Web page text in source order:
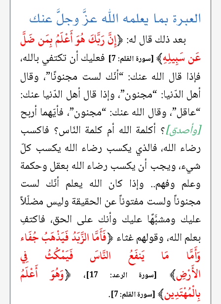
العبرة بما يعلمه الله عزَّ وجلَّ عنك
بعد ذلك قال له: ﴿إِنَّ رَبَّكَ هُوَ أَعْلَمُ بِمَن ضَلَّ
عَن سَبِيلِهِ﴾ [سورة القلم: 7]
فعليك أن تكتفي بالله،
فإذا قال الله عنك: “أنّك لست مجنونًا”، وقال
أهل الدّنيا: “مجنون”، وإذا قال أهل الدّنيا عنك:
“عاقل”، وقال الله عنك: “مجنون”، فأيّهما أربح
[وأصدق]؟ أكلمة الله أم كلمة النّاس؟ فاكسب
رضاء الله، فالذي يكسب رضاء الله يكسب كلّ
شيء، ويجب أن يكسب رضاء الله بعقل وحكمة
وعلم وفهم.. وإذا كان الله يعلم أنّك لست
مجنوناً ولست مفتوناً عن الحقيقة وليس مضلّلاً
عليك ومشبَّهًا عليك وأنك على الحق، فاكتفِ
بعلم الله، وقولهم غثاء ﴿فَأَمَّا الزَّبَدُ فَيَذْهَبُ جُفَاء
وَأَمَّا مَا يَنفَعُ النَّاسَ فَيَمْكُثُ فِي
الأَرْضِ﴾ [سورة الرعد: 17] ، ﴿وَهُوَ أَعْلَمُ
بِالْمُهْتَدِين﴾ [سورة القلم: 7] .